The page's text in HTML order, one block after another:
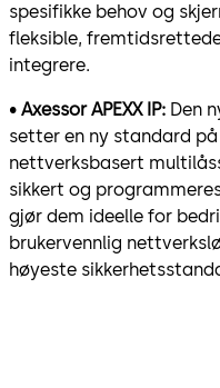
spesifikke behov og
fleksible,
integrere.
• Axessor APEXX IP: Den
setter en ny standard
nettverksbasert
sikkert og
gjør dem ideelle for
brukervennlig
høyeste